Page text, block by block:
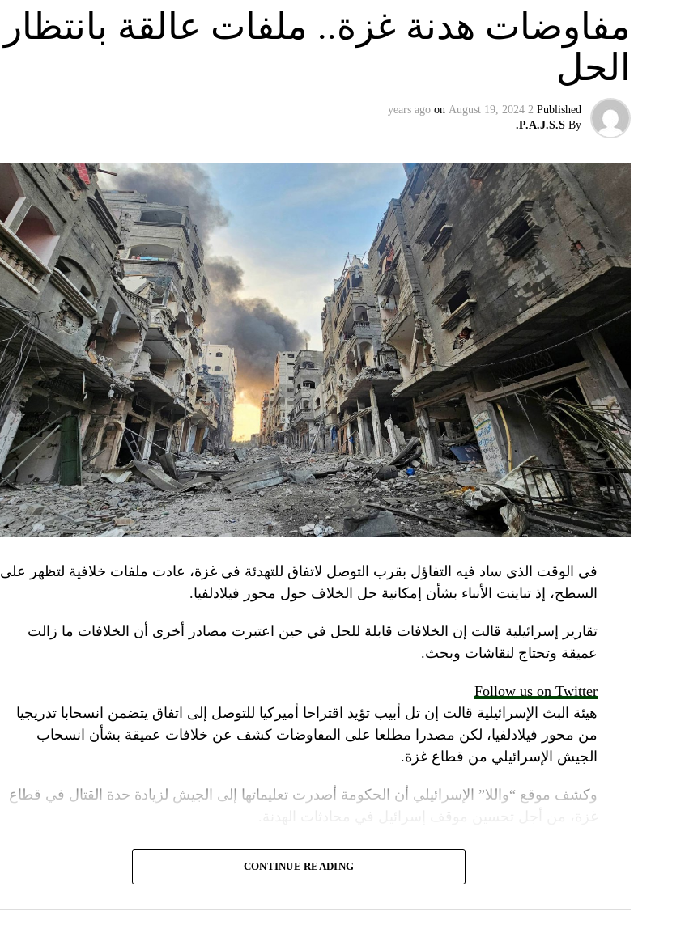
مفاوضات هدنة غزة.. ملفات عالقة بانتظار
الحل
Published
2 years ago
on August 19, 2024
By
P.A.J.S.S.
في الوقت الذي ساد فيه التفاؤل بقرب التوصل لاتفاق للتهدئة في غزة، عادت ملفات خلافية لتظهر على
السطح، إذ تباينت الأنباء بشأن إمكانية حل الخلاف حول محور فيلادلفيا.
تقارير إسرائيلية قالت إن الخلافات قابلة للحل في حين اعتبرت مصادر أخرى أن الخلافات ما زالت
عميقة وتحتاج لنقاشات وبحث.
Follow us on Twitter
هيئة البث الإسرائيلية قالت إن تل أبيب تؤيد اقتراحا أميركيا للتوصل إلى اتفاق يتضمن انسحابا تدريجيا
من محور فيلادلفيا، لكن مصدرا مطلعا على المفاوضات كشف عن خلافات عميقة بشأن انسحاب
الجيش الإسرائيلي من قطاع غزة.
وكشف موقع “واللا” الإسرائيلي أن الحكومة أصدرت تعليماتها إلى الجيش لزيادة حدة القتال في قطاع
وأشارت مصادر الموقع الإسرائيلي إلى أن المؤسسة الأمنية تقدّر أن يمارس وزير الخارجية الأميركية،
لكن موقع “واللا” أوضح أن المؤسسة الأمنية الإسرائيلية تصر على الاحتفاظ بقدرتها على العودة إلى
CONTINUE READING